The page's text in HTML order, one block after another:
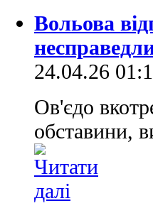
Вольова
24.04.26
Ов'єдо
обставини,